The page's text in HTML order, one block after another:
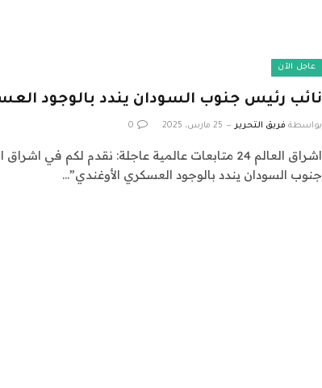
عاجل الآن
نائب رئيس جنوب السودان يندد بالوجود
بواسطة فريق التحرير 25 مارس، 2025 0
جنوب السودان يندد بالوجود العسكري الأوغندي”…